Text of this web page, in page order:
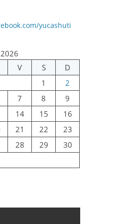
yucashuti
V S
D
1
2
7 8
9
14 15
16
21 22
23
28 29
30